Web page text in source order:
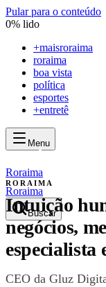
Pular para o conteúdo
0% lido
+maisroraima
roraima
boa vista
política
esportes
+entretê
Menu
mais
mais
Roraima
Buscar
Roraima
RORAIMA
Intuição
negócios,
especialista
CEO da Gluz